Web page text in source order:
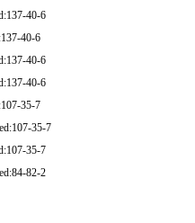
40-6
40-6
40-6
40-6
35-7
35-7
35-7
82-2